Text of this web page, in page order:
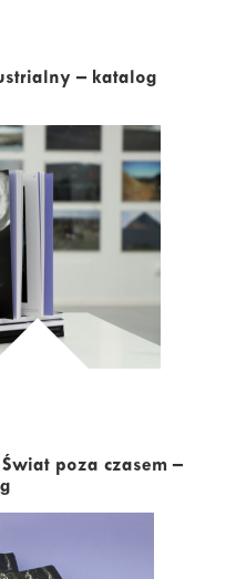
– katalog
poza czasem –